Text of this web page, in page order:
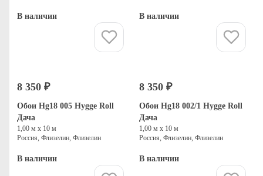
В наличии В наличии
8 350 ₽
Обои Hg18 005 Hygge Roll
Дача
1,00 м х 10 м
Россия, Флизелин, Флизелин
В наличии
8 350 ₽
Обои Hg18 002/1 Hygge Roll
Дача
1,00 м х 10 м
Россия, Флизелин, Флизелин
В наличии